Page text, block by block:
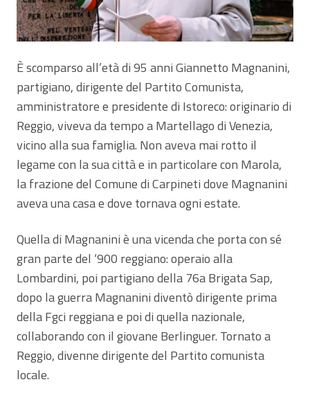
È scomparso all’età di 95 anni Giannetto Magnanini,
partigiano, dirigente del Partito Comunista,
amministratore e presidente di Istoreco: originario di
Reggio, viveva da tempo a Martellago di Venezia,
vicino alla sua famiglia. Non aveva mai rotto il
legame con la sua città e in particolare con Marola,
la frazione del Comune di Carpineti dove Magnanini
aveva una casa e dove tornava ogni estate.
Quella di Magnanini è una vicenda che porta con sé
gran parte del ‘900 reggiano: operaio alla
Lombardini, poi partigiano della 76a Brigata Sap,
dopo la guerra Magnanini diventò dirigente prima
della Fgci reggiana e poi di quella nazionale,
collaborando con il giovane Berlinguer. Tornato a
Reggio, divenne dirigente del Partito comunista
locale.